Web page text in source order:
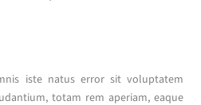
iste natus error sit voluptatem
totam rem aperiam, eaque